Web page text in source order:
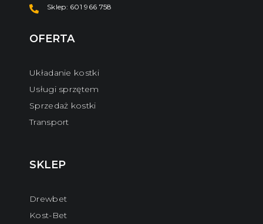
Sklep: 601 966 758
OFERTA
Układanie kostki
Usługi sprzętem
Sprzedaż kostki
Transport
SKLEP
Drewbet
Kost-Bet